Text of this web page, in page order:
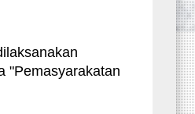
"Pemasyarakatan